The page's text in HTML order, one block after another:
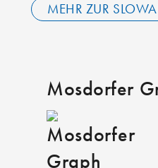
MEHR ZUR
Mosdorfer